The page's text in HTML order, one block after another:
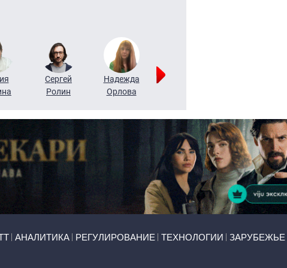
Сергей
Ролин
Надежда
Орлова
АНАЛИТИКА РЕГУЛИРОВАНИЕ ТЕХНОЛОГИИ ЗАРУБЕЖЬЕ